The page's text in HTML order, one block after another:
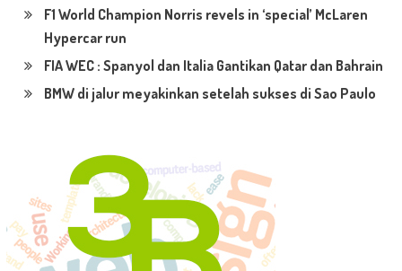
F1 World Champion Norris revels in ‘special’ McLaren
Hypercar run
FIA WEC : Spanyol dan Italia Gantikan Qatar dan Bahrain
BMW di jalur meyakinkan setelah sukses di Sao Paulo